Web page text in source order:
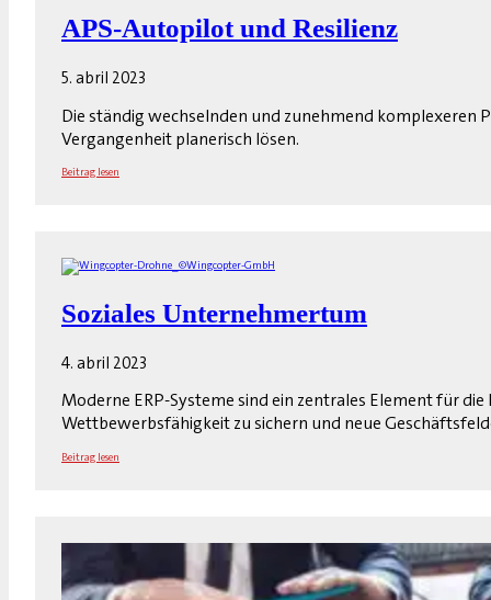
APS-Autopilot und Resilienz
5. abril 2023
Die ständig wechselnden und zunehmend
Vergangenheit planerisch lösen.
Beitrag lesen
Soziales Unternehmertum
4. abril 2023
Moderne ERP-Systeme sind ein zentrales Element für
Wettbewerbsfähigkeit zu sichern und neue
Beitrag lesen